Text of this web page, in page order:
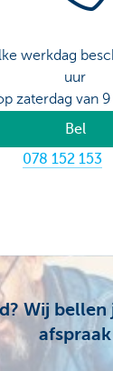
werkdag
uur
zaterdag van
Bel
078 152 153
Wij
afspraak